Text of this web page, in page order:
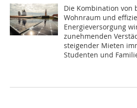
Die Kombination von
Wohnraum und
Energieversorgung
zunehmenden
steigender Mieten
Studenten und